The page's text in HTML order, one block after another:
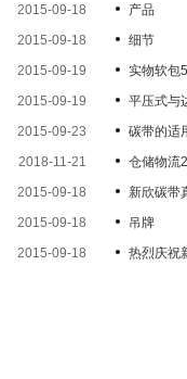
2015-09-18
产品
2015-09-18
细节
2015-09-19
实物软包5
2015-09-19
平压式与
2015-09-23
碳带的适
2018-11-21
仓储物流2
2015-09-18
新欣碳带
2015-09-18
吊牌
2015-09-18
热烈庆祝